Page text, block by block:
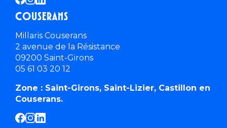
Couserans
Millaris Couserans
2 avenue de la Résistance
09200 Saint-Girons
05 61 03 20 12
Zone : Saint-Girons, Saint-Lizier, Castillon en
Couserans.